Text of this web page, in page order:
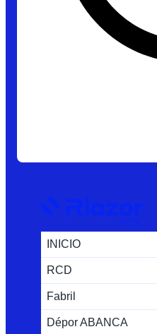
INICIO
RCD
Fabril
Dépor ABANCA